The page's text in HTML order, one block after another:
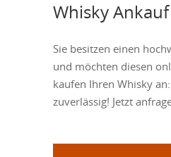
Whisky Ankauf
Sie besitzen einen
und möchten diesen
kaufen Ihren Whisky
zuverlässig! Jetzt